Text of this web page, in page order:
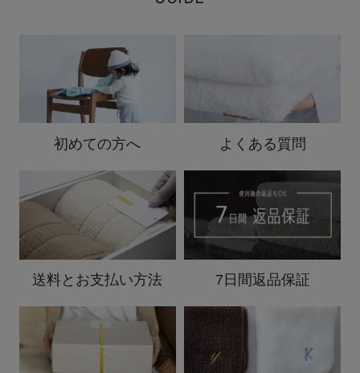
初めての方へ よくある質問
送料と お支払い方法 7日間返品保証